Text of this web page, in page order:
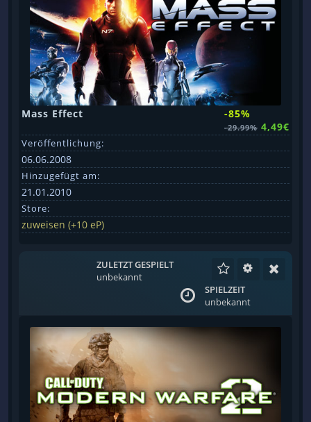
Mass Effect -85%
-29.99% 4,49€
Veröffentlichung:
06.06.2008
Hinzugefügt am:
21.01.2010
Store:
zuweisen (+10 eP)
ZULETZT GESPIELT
unbekannt
SPIELZEIT
unbekannt